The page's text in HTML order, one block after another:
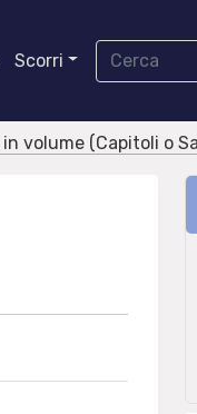
Scorri
volume (Capitoli o